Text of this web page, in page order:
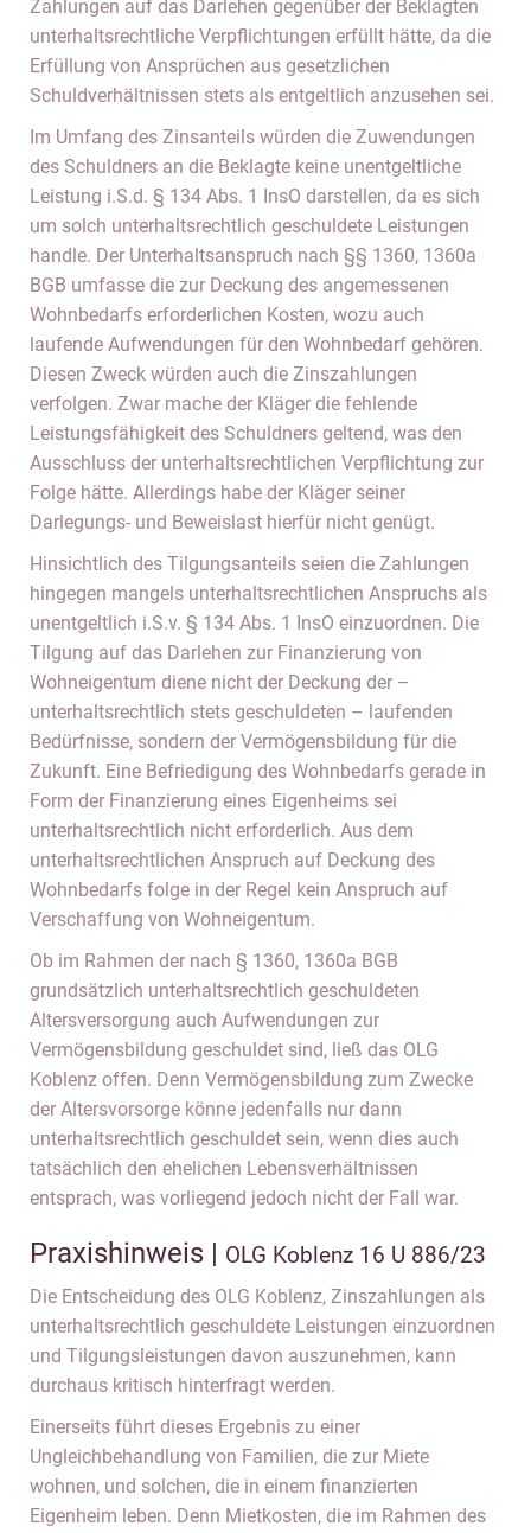
Zahlungen auf das Darlehen gegenüber der Beklagten
unterhaltsrechtliche Verpflichtungen erfüllt hätte, da die
Erfüllung von Ansprüchen aus gesetzlichen
Schuldverhältnissen stets als entgeltlich anzusehen sei.
Im Umfang des Zinsanteils würden die Zuwendungen
des Schuldners an die Beklagte keine unentgeltliche
Leistung i.S.d. § 134 Abs. 1 InsO darstellen, da es sich
um solch unterhaltsrechtlich geschuldete Leistungen
handle. Der Unterhaltsanspruch nach §§ 1360, 1360a
BGB umfasse die zur Deckung des angemessenen
Wohnbedarfs erforderlichen Kosten, wozu auch
laufende Aufwendungen für den Wohnbedarf gehören.
Diesen Zweck würden auch die Zinszahlungen
verfolgen. Zwar mache der Kläger die fehlende
Leistungsfähigkeit des Schuldners geltend, was den
Ausschluss der unterhaltsrechtlichen Verpflichtung zur
Folge hätte. Allerdings habe der Kläger seiner
Darlegungs- und Beweislast hierfür nicht genügt.
Hinsichtlich des Tilgungsanteils seien die Zahlungen
hingegen mangels unterhaltsrechtlichen Anspruchs als
unentgeltlich i.S.v. § 134 Abs. 1 InsO einzuordnen. Die
Tilgung auf das Darlehen zur Finanzierung von
Wohneigentum diene nicht der Deckung der –
unterhaltsrechtlich stets geschuldeten – laufenden
Bedürfnisse, sondern der Vermögensbildung für die
Zukunft. Eine Befriedigung des Wohnbedarfs gerade in
Form der Finanzierung eines Eigenheims sei
unterhaltsrechtlich nicht erforderlich. Aus dem
unterhaltsrechtlichen Anspruch auf Deckung des
Wohnbedarfs folge in der Regel kein Anspruch auf
Verschaffung von Wohneigentum.
Ob im Rahmen der nach § 1360, 1360a BGB
grundsätzlich unterhaltsrechtlich geschuldeten
Altersversorgung auch Aufwendungen zur
Vermögensbildung geschuldet sind, ließ das OLG
Koblenz offen. Denn Vermögensbildung zum Zwecke
der Altersvorsorge könne jedenfalls nur dann
unterhaltsrechtlich geschuldet sein, wenn dies auch
tatsächlich den ehelichen Lebensverhältnissen
entsprach, was vorliegend jedoch nicht der Fall war.
Praxishinweis | OLG Koblenz 16 U 886/23
Die Entscheidung des OLG Koblenz, Zinszahlungen als
unterhaltsrechtlich geschuldete Leistungen einzuordnen
und Tilgungsleistungen davon auszunehmen, kann
durchaus kritisch hinterfragt werden.
Einerseits führt dieses Ergebnis zu einer
Ungleichbehandlung von Familien, die zur Miete
wohnen, und solchen, die in einem finanzierten
Eigenheim leben. Denn Mietkosten, die im Rahmen des